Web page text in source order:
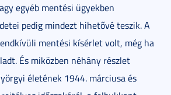
egyéb mentési ügyekben
pedig mindezt hihetővé teszik. A
mentési kísérlet volt, még ha
És miközben néhány részlet
életének 1944. márciusa és